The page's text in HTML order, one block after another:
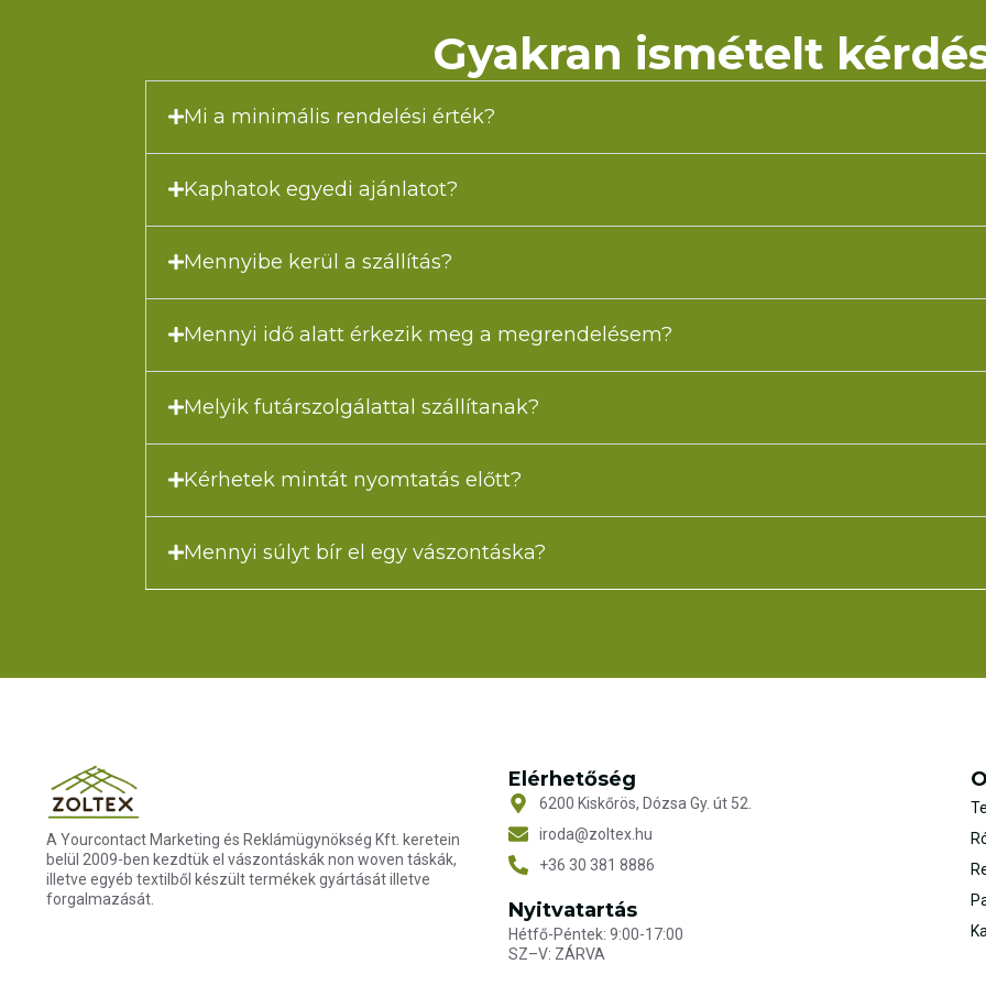
Gyakran ismételt
Mi a minimális rendelési érték?
Kaphatok egyedi ajánlatot?
Mennyibe kerül a szállítás?
Mennyi idő alatt érkezik meg a megrendelésem?
Melyik futárszolgálattal szállítanak?
Kérhetek mintát nyomtatás előtt?
Mennyi súlyt bír el egy vászontáska?
A Yourcontact Marketing és Reklámügynökség Kft. keretein
belül 2009-ben kezdtük el vászontáskák non woven táskák,
illetve egyéb textilből készült termékek gyártását illetve
forgalmazását.
Elérhetőség
6200 Kiskőrös, Dózsa Gy. út 52.
iroda@zoltex.hu
+36 30 381 8886
Nyitvatartás
Hétfő-Péntek: 9:00-17:00
SZ–V: ZÁRVA